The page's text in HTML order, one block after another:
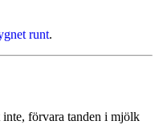
runt.
förvara tanden i mjölk